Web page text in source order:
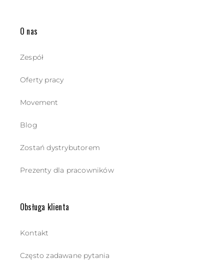
O nas
Zespół
Oferty pracy
Movement
Blog
Zostań dystrybutorem
Prezenty dla pracowników
Obsługa klienta
Kontakt
Często zadawane pytania